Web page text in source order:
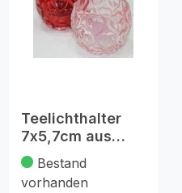
Teelichthalter
7x5,7cm aus
feinstem dickem
Glas farbig
Bestand
vorhanden